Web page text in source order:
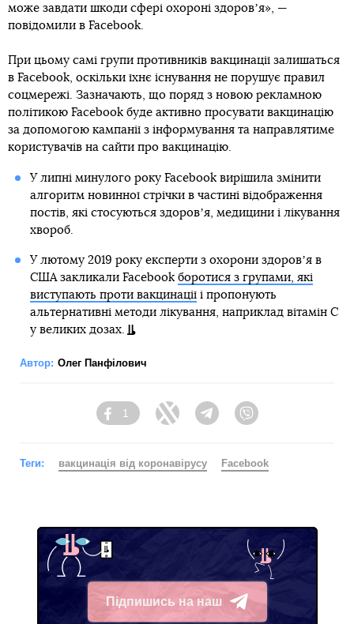
може завдати шкоди сфері охороні здоровʼя», —
повідомили в Facebook.
При цьому самі групи противників вакцинації залишаться
в Facebook, оскільки їхнє існування не порушує правил
соцмережі. Зазначають, що поряд з новою рекламною
політикою Facebook буде активно просувати вакцинацію
за допомогою кампанії з інформування та направлятиме
користувачів на сайти про вакцинацію.
У липні минулого року Facebook вирішила змінити
алгоритм новинної стрічки в частині відображення
постів, які стосуються здоровʼя, медицини і лікування
хвороб.
У лютому 2019 року експерти з охорони здоровʼя в
США закликали Facebook боротися з групами, які
виступають проти вакцинаціїі пропонують
альтернативні методи лікування, наприклад вітамін С
у великих дозах.
Автор: Олег Панфілович
Facebook
1
Twitter Telegram
Теги: вакцинація від коронавірусу Facebook
Підпишись на наш
Telegram